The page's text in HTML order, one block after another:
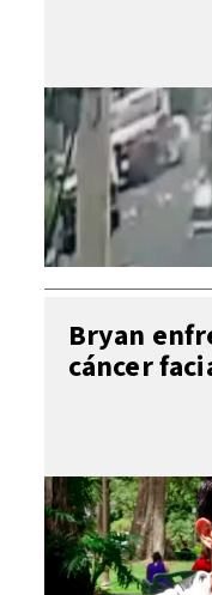
Bryan
cáncer